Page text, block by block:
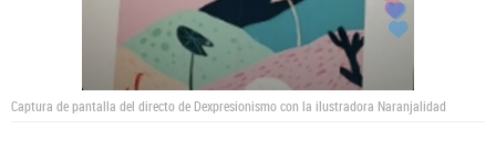
Captura de pantalla del directo de Dexpresionismo con la ilustradora Naranjalidad